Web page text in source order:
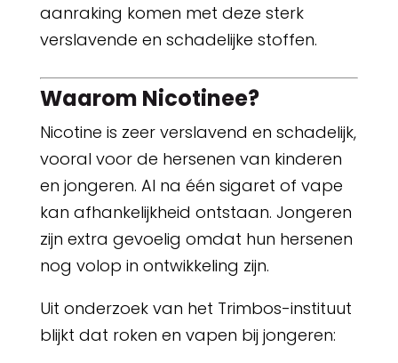
aanraking komen met deze sterk
verslavende en schadelijke stoffen.
Waarom Nicotinee?
Nicotine is zeer verslavend en schadelijk,
vooral voor de hersenen van kinderen
en jongeren. Al na één sigaret of vape
kan afhankelijkheid ontstaan. Jongeren
zijn extra gevoelig omdat hun hersenen
nog volop in ontwikkeling zijn.
Uit onderzoek van het Trimbos-instituut
blijkt dat roken en vapen bij jongeren: